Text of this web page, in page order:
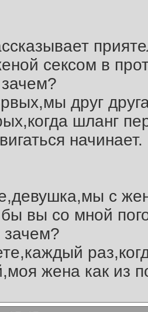
сексом в
друг
шланг
начинает.
с
вы со мной
жена как из